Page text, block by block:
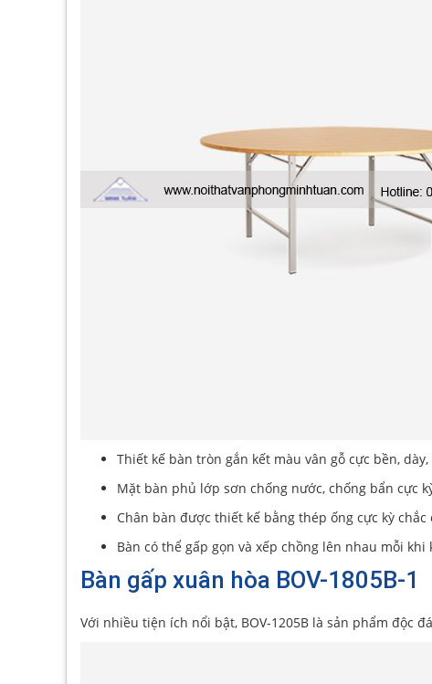
Thiết kế bàn tròn gắn kết màu vân gỗ cực bền,
Mặt bàn phủ lớp sơn chống nước, chống bẩn cực
Chân bàn được thiết kế bằng thép ống cực kỳ
Bàn có thể gấp gọn và xếp chồng lên nhau mỗi
Bàn gấp xuân hòa BOV-1805B-1
Với nhiều tiện ích nổi bật, BOV-1205B là sản phẩm độc